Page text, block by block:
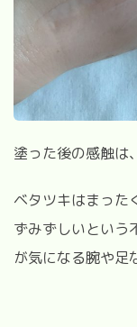
塗った後の感触は
ベタツキはまった
ずみずしいという
が気になる腕や足